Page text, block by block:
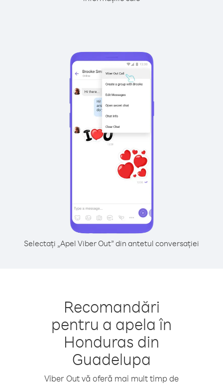
Selectați „Apel Viber Out” din antetul conversației
Recomandări
pentru a apela în
Honduras din
Guadelupa
Viber Out vă oferă mai mult timp de